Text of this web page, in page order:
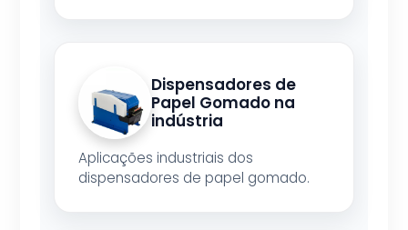
Dispensadores de
Papel Gomado na
indústria
Aplicações industriais dos
dispensadores de papel gomado.